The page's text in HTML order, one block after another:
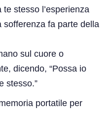
te stesso l’esperienza
sofferenza fa parte della
sul cuore o
dicendo, “Possa io
stesso.”
portatile per